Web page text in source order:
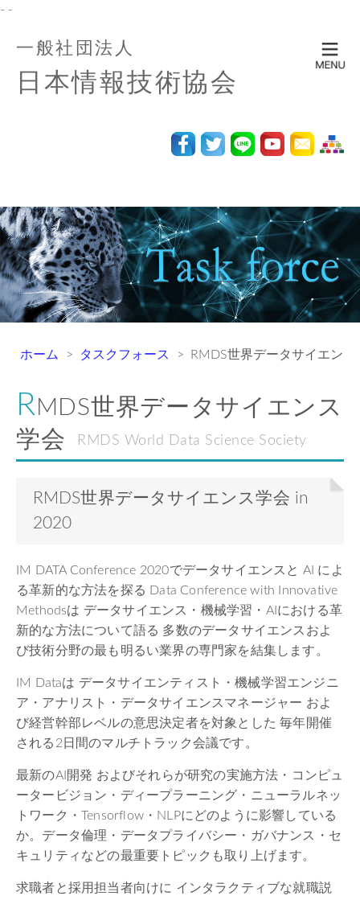
- -
一般社団法人
日本情報技術協会
ホーム タスクフォース RMDS世界データサイエンス
R MDS世界データサイエンス
学会
RMDS World Data Science Society
RMDS世界データサイエンス学会 in
2020
IM DATA Conference 2020でデータサイエンスと AI によ
る革新的な方法を探る Data Conference with Innovative
Methodsは データサイエンス・機械学習・AIにおける革
新的な方法について語る 多数のデータサイエンスおよ
び技術分野の最も明るい業界の専門家を結集します。
IM Dataは データサイエンティスト・機械学習エンジニ
ア・アナリスト・データサイエンスマネージャー およ
び経営幹部レベルの意思決定者を対象とした 毎年開催
される2日間のマルチトラック会議です。
最新のAI開発 およびそれらが研究の実施方法・コンピュ
ータービジョン・ディープラーニング・ニューラルネッ
トワーク・Tensorflow・NLPにどのように影響している
か。データ倫理・データプライバシー・ガバナンス・セ
キュリティなどの最重要トピックも取り上げます。
求職者と採用担当者向けに インタラクティブな就職説